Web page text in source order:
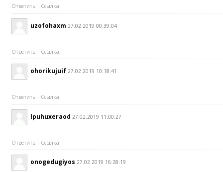
Ответить Ссылка
uzofohaxm 27.02.2019 00:39:04
Ответить Ссылка
ohorikujuif 27.02.2019 10:18:41
Ответить Ссылка
lpuhuxeraod 27.02.2019 11:00:27
Ответить Ссылка
onogedugiyos 27.02.2019 16:28:19